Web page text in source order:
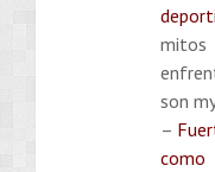
son
–
como